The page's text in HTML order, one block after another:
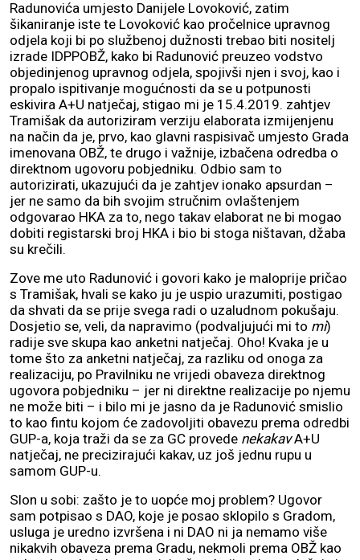
Radunovića umjesto Danijele Lovoković, zatim
šikaniranje iste te Lovoković kao pročelnice upravnog
odjela koji bi po službenoj dužnosti trebao biti nositelj
izrade IDPPOBŽ, kako bi Radunović preuzeo vodstvo
objedinjenog upravnog odjela, spojivši njen i svoj, kao i
propalo ispitivanje mogućnosti da se u potpunosti
eskivira A+U natječaj, stigao mi je 15.4.2019. zahtjev
Tramišak da autoriziram verziju elaborata izmijenjenu
na način da je, prvo, kao glavni raspisivač umjesto Grada
imenovana OBŽ, te drugo i važnije, izbačena odredba o
direktnom ugovoru pobjedniku. Odbio sam to
autorizirati, ukazujući da je zahtjev ionako apsurdan –
jer ne samo da bih svojim stručnim ovlaštenjem
odgovarao HKA za to, nego takav elaborat ne bi mogao
dobiti registarski broj HKA i bio bi stoga ništavan, džaba
su krečili.
Zove me uto Radunović i govori kako je maloprije pričao
s Tramišak, hvali se kako ju je uspio urazumiti, postigao
da shvati da se prije svega radi o uzaludnom pokušaju.
Dosjetio se, veli, da napravimo (podvaljujući mi to mi)
radije sve skupa kao anketni natječaj. Oho! Kvaka je u
tome što za anketni natječaj, za razliku od onoga za
realizaciju, po Pravilniku ne vrijedi obaveza direktnog
ugovora pobjedniku – jer ni direktne realizacije po njemu
ne može biti – i bilo mi je jasno da je Radunović smislio
to kao fintu kojom će zadovoljiti obavezu prema odredbi
GUP-a, koja traži da se za GC provede nekakavA+U
natječaj, ne precizirajući kakav, uz još jednu rupu u
samom GUP-u.
Slon u sobi: zašto je to uopće moj problem? Ugovor
sam potpisao s DAO, koje je posao sklopilo s Gradom,
usluga je uredno izvršena i ni DAO ni ja nemamo više
nikakvih obaveza prema Gradu, nekmoli prema OBŽ kao